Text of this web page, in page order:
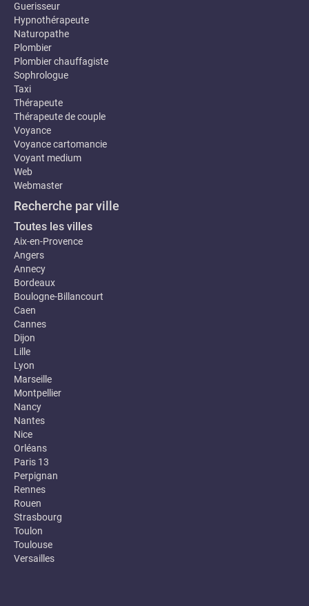
Guerisseur
Hypnothérapeute
Naturopathe
Plombier
Plombier chauffagiste
Sophrologue
Taxi
Thérapeute
Thérapeute de couple
Voyance
Voyance cartomancie
Voyant medium
Web
Webmaster
Recherche par ville
Toutes les villes
Aix-en-Provence
Angers
Annecy
Bordeaux
Boulogne-Billancourt
Caen
Cannes
Dijon
Lille
Lyon
Marseille
Montpellier
Nancy
Nantes
Nice
Orléans
Paris 13
Perpignan
Rennes
Rouen
Strasbourg
Toulon
Toulouse
Versailles